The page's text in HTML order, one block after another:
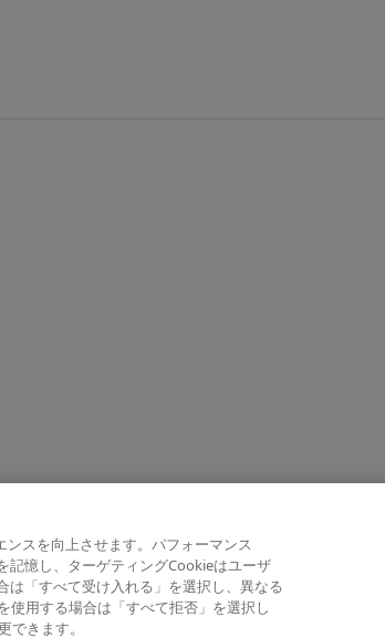
スを向上させます。パフォーマンス
記憶し、ターゲティングCookieはユーザ
「すべて受け入れる」を選択し、異なる
用する場合は「すべて拒否」を選択し
きます。